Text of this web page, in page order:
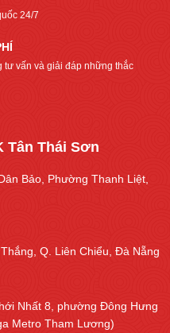
24/7
vấn và giải đáp những thắc
Tân Thái Sơn
Bảo, Phường Thanh Liệt,
Q. Liên Chiểu, Đà Nẵng
Nhất 8, phường Đông Hưng
Metro Tham Lương)